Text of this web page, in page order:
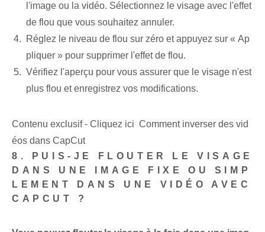
l'image ou la vidéo. Sélectionnez le visage avec l'effet
de flou que vous souhaitez annuler.
Réglez le niveau de flou sur zéro et appuyez sur « Ap
pliquer » pour supprimer l'effet de flou.
Vérifiez l'aperçu pour vous assurer que le visage n'est
plus flou et enregistrez vos modifications.
Contenu exclusif - Cliquez ici Comment inverser des vid
éos dans CapCut
8. PUIS-JE FLOUTER LE VISAGE
DANS UNE IMAGE FIXE OU SIMP
LEMENT DANS UNE VIDÉO AVEC
CAPCUT ?